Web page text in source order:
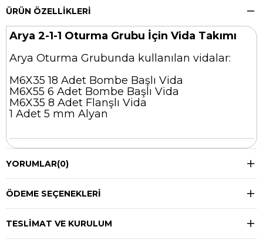
ÜRÜN ÖZELLIKLERI
Arya 2-1-1 Oturma Grubu İçin Vida Takımı
Arya Oturma Grubunda kullanılan vidalar:
M6X35 18 Adet Bombe Başlı Vida
M6X55 6 Adet Bombe Başlı Vida
M6X35 8 Adet Flanşlı Vida
1 Adet 5 mm Alyan
YORUMLAR(0)
ÖDEME SEÇENEKLERI
TESLIMAT VE KURULUM